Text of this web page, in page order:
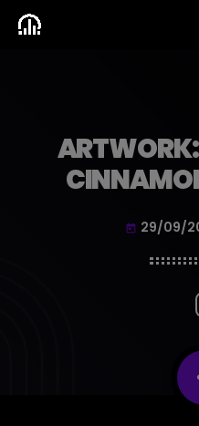
ARTWORK:
today 29/09/